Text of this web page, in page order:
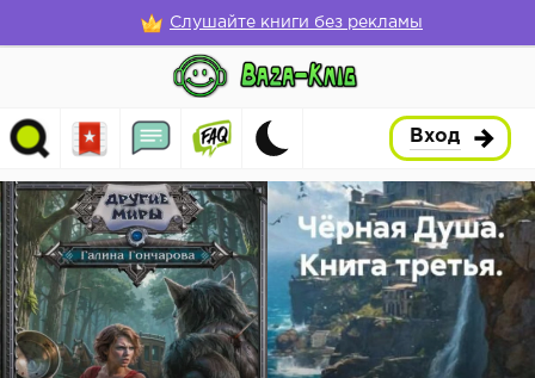
Слушайте книги без рекламы
Вход